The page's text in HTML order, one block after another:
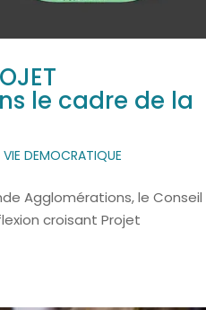
le cadre de la
VIE DEMOCRATIQUE
Agglomérations, le
croisant Projet